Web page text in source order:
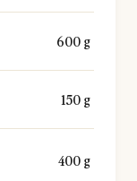
600 g
150 g
400 g